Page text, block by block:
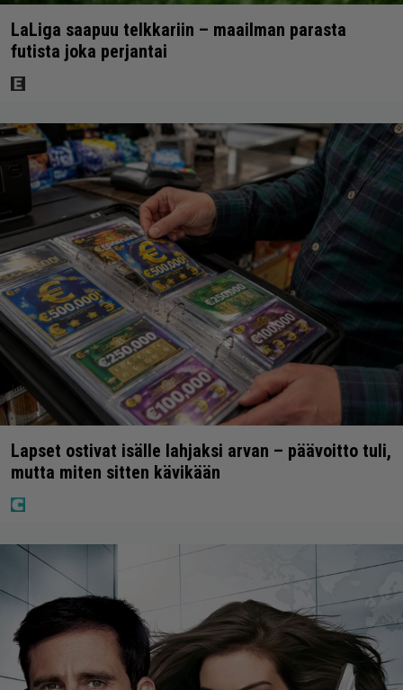
LaLiga saapuu telkkariin – maailman parasta
futista joka perjantai
Lapset ostivat isälle lahjaksi arvan – päävoitto tuli,
mutta miten sitten kävikään